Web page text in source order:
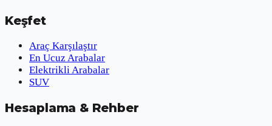
Keşfet
Araç Karşılaştır
En Ucuz Arabalar
Elektrikli Arabalar
SUV
Hesaplama & Rehber